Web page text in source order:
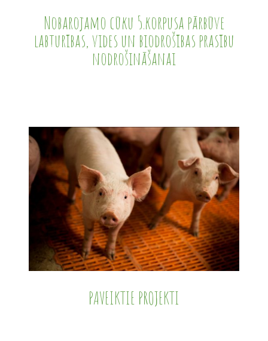
Nobarojamo cūku 5.korpusa pārbūve
labturības, vides un biodrošības prasību
nodrošināšanai
PAVEIKTIE PROJEKTI